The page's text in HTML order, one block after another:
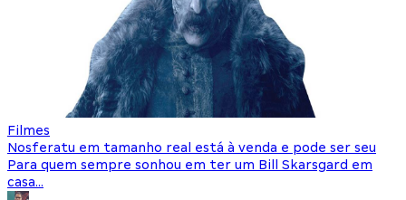
Filmes
Nosferatu em tamanho real está à venda e pode ser seu
Para quem sempre sonhou em ter um Bill Skarsgard em
casa…